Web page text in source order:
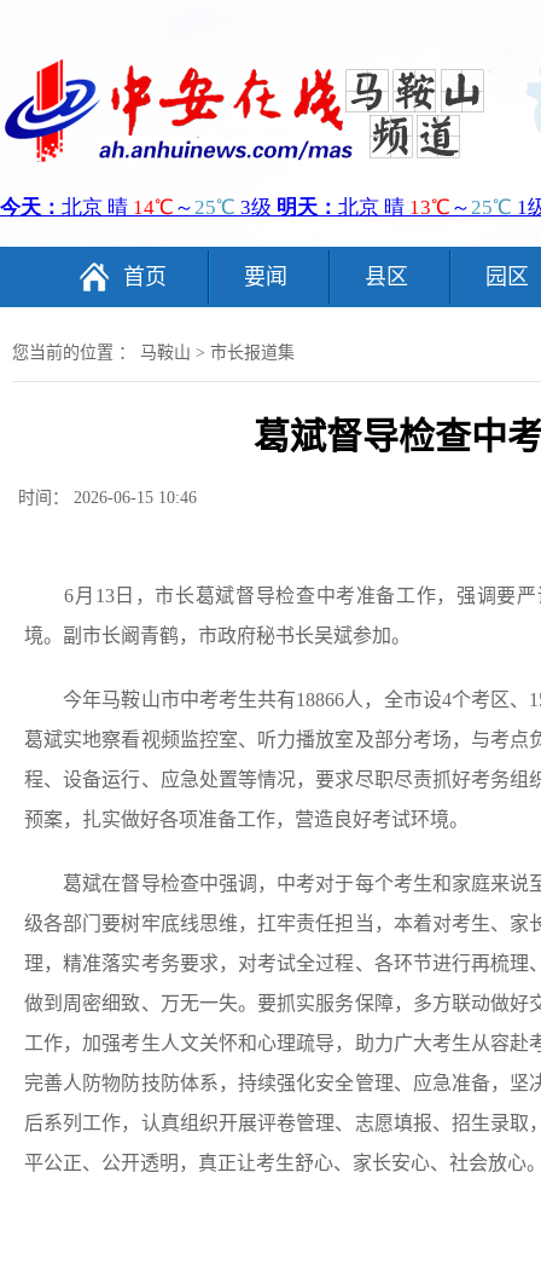
首页 要闻 县区 园区
您当前的位置 ： 马鞍山 > 市长报道集
葛斌督导检查中
时间： 2026-06-15 10:46
6月13日，市长葛斌督导检查中考准备工作，强调要严
境。副市长阚青鹤，市政府秘书长吴斌参加。
今年马鞍山市中考考生共有18866人，全市设4个考区、
葛斌实地察看视频监控室、听力播放室及部分考场，与考
程、设备运行、应急处置等情况，要求尽职尽责抓好考务
预案，扎实做好各项准备工作，营造良好考试环境。
葛斌在督导检查中强调，中考对于每个考生和家庭来说
级各部门要树牢底线思维，扛牢责任担当，本着对考生、
理，精准落实考务要求，对考试全过程、各环节进行再梳
做到周密细致、万无一失。要抓实服务保障，多方联动做
工作，加强考生人文关怀和心理疏导，助力广大考生从容
完善人防物防技防体系，持续强化安全管理、应急准备，
后系列工作，认真组织开展评卷管理、志愿填报、招生录
平公正、公开透明，真正让考生舒心、家长安心、社会放心